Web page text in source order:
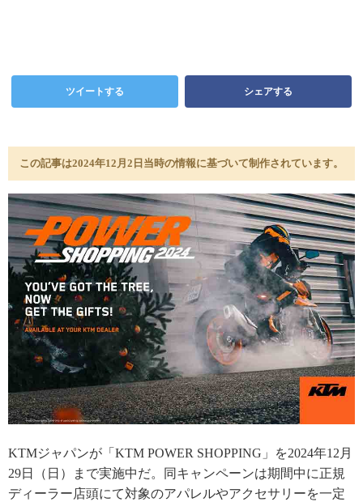
ツイートする シェアする
この記事は2024年12月2日当時の情報に基づいて制作されています。
KTMジャパンが「KTM POWER SHOPPING」を2024年12月
29日（日）まで実施中だ。同キャンペーンは期間中に正規
ディーラー店頭にて対象のアパレルやアクセサリーを一定